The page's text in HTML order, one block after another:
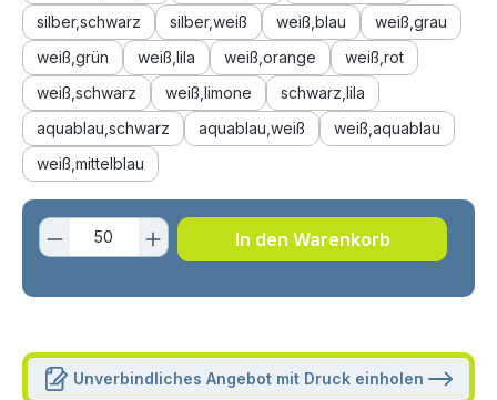
silber,schwarz
silber,weiß weiß,blau
weiß,grau
weiß,grün
weiß,lila weiß,orange
weiß,rot
weiß,schwarz
weiß,limone
schwarz,lila
aquablau,schwarz
aquablau,weiß
weiß,aquablau
weiß,mittelblau
Produkt Anzahl: Gib den
In den Warenkorb
Unverbindliches Angebot mit Druck einholen